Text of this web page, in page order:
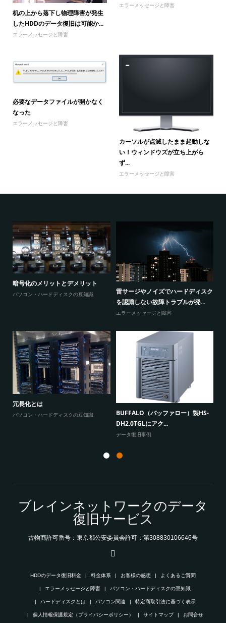
机の上から落下し物理障害が発生
したHDDのデータ復旧は可能か...
エラーメッセージと障害
エラーメッセージと障害
必要なデータファイルが開かなく
なった
エラーメッセージと障害
カーソルが点滅したまま起動しな
い！ウィンドウズが立ち上がら
ず...
エラーメッセージと障害
ウィンドウズのロゴで停止と再起動
とループを繰り返してしまうと...
トロイの木馬 e.tre456_wormに感
染していますと表...
Windows10だけが、共有フォルダ
にアクセスできない原因...
よくあるご質問
ノートパソコン「発火事故」の原因
とデータ復旧
エラーメッセージと障害
ブレインネットワークのデータ
復旧サービス
古物商許可番号：東京都公安委員会許可：第308830106646号
HDDのデータ復旧料金 料金体系 お客様の感想 よくあるご質問
エラーメッセージと障害 パソコン・ハードディスクの豆知識
ハードディスクとは パソコン関連 特定商取引法に基づく表示
個人情報保護規定（プライバシーポリシー） サイトマップ お問合せ